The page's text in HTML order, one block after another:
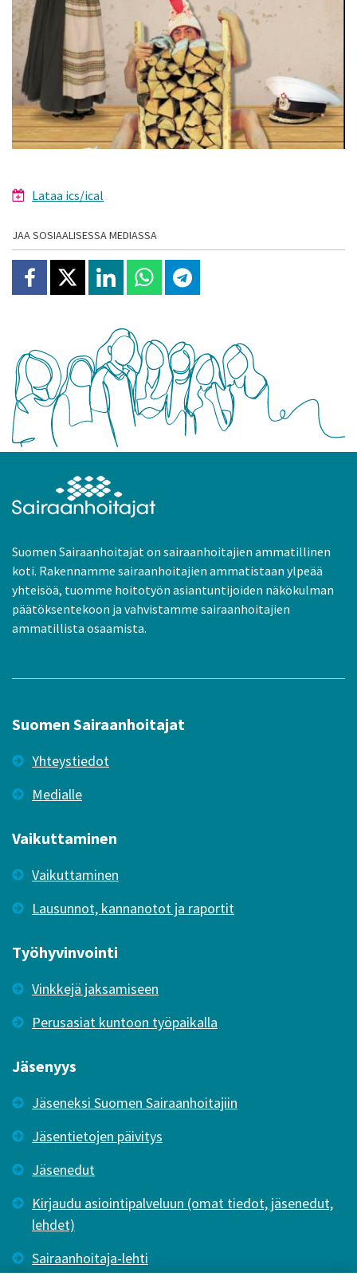
Lataa ics/ical
JAA SOSIAALISESSA MEDIASSA
Jaa Facebookissa
Jaa X:ssäJaa Linkedinissä
Jaa Whatsappissa
Jaa Telegramissa
Suomen Sairaanhoitajat on sairaanhoitajien ammatillinen
koti. Rakennamme sairaanhoitajien ammatistaan ylpeää
yhteisöä, tuomme hoitotyön asiantuntijoiden näkökulman
päätöksentekoon ja vahvistamme sairaanhoitajien
ammatillista osaamista.
Suomen Sairaanhoitajat
Yhteystiedot
Medialle
Vaikuttaminen
Vaikuttaminen
Lausunnot, kannanotot ja raportit
Työhyvinvointi
Vinkkejä jaksamiseen
Perusasiat kuntoon työpaikalla
Jäsenyys
Jäseneksi Suomen Sairaanhoitajiin
Jäsentietojen päivitys
Jäsenedut
Kirjaudu asiointipalveluun (omat tiedot, jäsenedut,
lehdet)
Sairaanhoitaja-lehti